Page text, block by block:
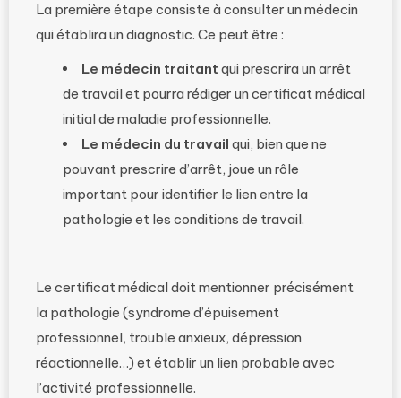
La première étape consiste à consulter un médecin
qui établira un diagnostic. Ce peut être :
Le médecin traitant qui prescrira un arrêt
de travail et pourra rédiger un certificat médical
initial de maladie professionnelle.
Le médecin du travail qui, bien que ne
pouvant prescrire d’arrêt, joue un rôle
important pour identifier le lien entre la
pathologie et les conditions de travail.
Le certificat médical doit mentionner précisément
la pathologie (syndrome d’épuisement
professionnel, trouble anxieux, dépression
réactionnelle…) et établir un lien probable avec
l’activité professionnelle.